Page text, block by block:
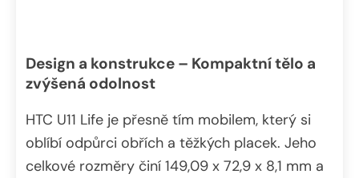
Design a konstrukce – Kompaktní tělo a
zvýšená odolnost
HTC U11 Life je přesně tím mobilem, který si
oblíbí odpůrci obřích a těžkých placek. Jeho
celkové rozměry činí 149,09 x 72,9 x 8,1 mm a